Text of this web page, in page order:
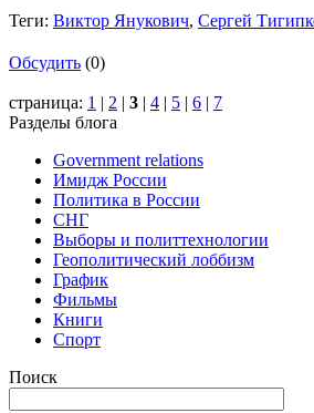
Теги: Виктор Янукович, Сергей
Обсудить (0)
страница: 1 | 2 | 3 | 4 | 5 | 6 | 7
Разделы блога
Government relations
Имидж России
Политика в России
СНГ
Выборы и политтехнологии
Геополитический лоббизм
График
Фильмы
Книги
Спорт
Поиск